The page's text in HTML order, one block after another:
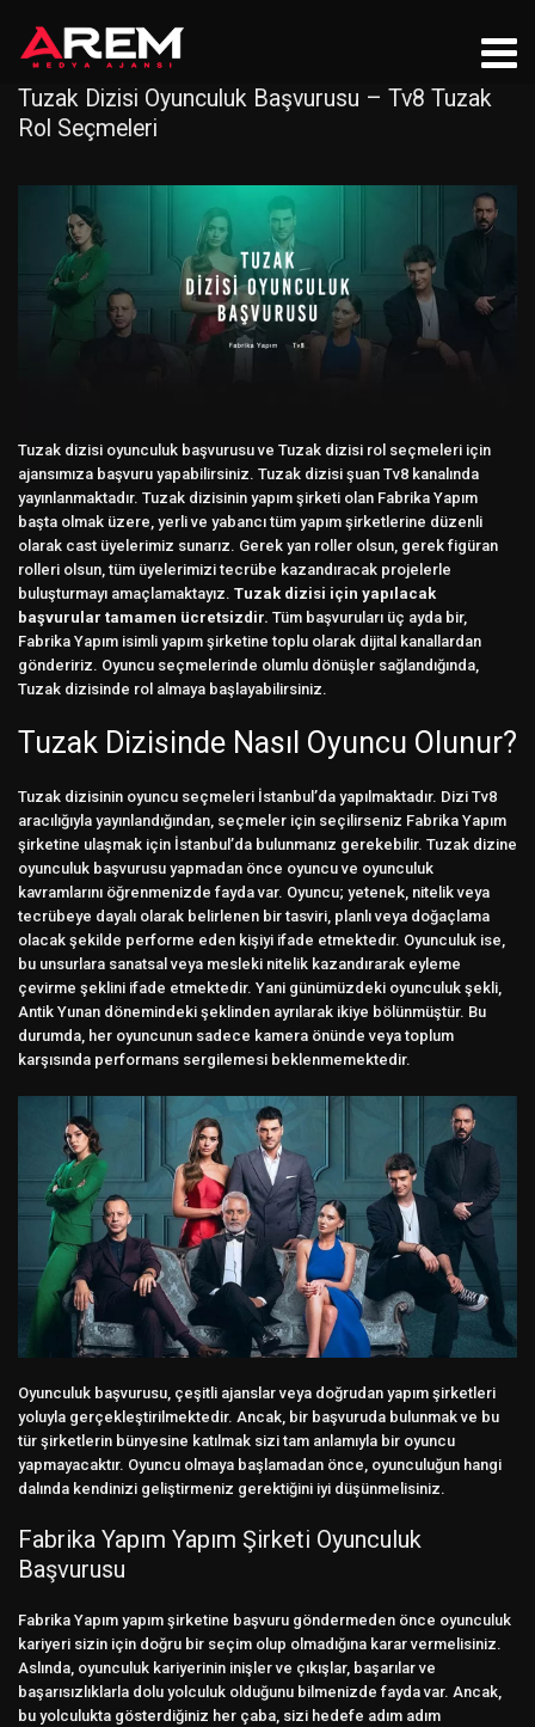
Tuzak Dizisi Oyunculuk Başvurusu – Tv8 Tuzak
Rol Seçmeleri
Tuzak dizisi oyunculuk başvurusu ve Tuzak dizisi rol seçmeleri için
ajansımıza başvuru yapabilirsiniz. Tuzak dizisi şuan Tv8 kanalında
yayınlanmaktadır. Tuzak dizisinin yapım şirketi olan Fabrika Yapım
başta olmak üzere, yerli ve yabancı tüm yapım şirketlerine düzenli
olarak cast üyelerimiz sunarız. Gerek yan roller olsun, gerek figüran
rolleri olsun, tüm üyelerimizi tecrübe kazandıracak projelerle
buluşturmayı amaçlamaktayız. Tuzak dizisi için yapılacak
başvurular tamamen ücretsizdir. Tüm başvuruları üç ayda bir,
Fabrika Yapım isimli yapım şirketine toplu olarak dijital kanallardan
göndeririz. Oyuncu seçmelerinde olumlu dönüşler sağlandığında,
Tuzak dizisinde rol almaya başlayabilirsiniz.
Tuzak Dizisinde Nasıl Oyuncu Olunur?
Tuzak dizisinin oyuncu seçmeleri İstanbul’da yapılmaktadır. Dizi Tv8
aracılığıyla yayınlandığından, seçmeler için seçilirseniz Fabrika Yapım
şirketine ulaşmak için İstanbul’da bulunmanız gerekebilir. Tuzak dizine
oyunculuk başvurusu yapmadan önce oyuncu ve oyunculuk
kavramlarını öğrenmenizde fayda var. Oyuncu; yetenek, nitelik veya
tecrübeye dayalı olarak belirlenen bir tasviri, planlı veya doğaçlama
olacak şekilde performe eden kişiyi ifade etmektedir. Oyunculuk ise,
bu unsurlara sanatsal veya mesleki nitelik kazandırarak eyleme
çevirme şeklini ifade etmektedir. Yani günümüzdeki oyunculuk şekli,
Antik Yunan dönemindeki şeklinden ayrılarak ikiye bölünmüştür. Bu
durumda, her oyuncunun sadece kamera önünde veya toplum
karşısında performans sergilemesi beklenmemektedir.
Oyunculuk başvurusu, çeşitli ajanslar veya doğrudan yapım şirketleri
yoluyla gerçekleştirilmektedir. Ancak, bir başvuruda bulunmak ve bu
tür şirketlerin bünyesine katılmak sizi tam anlamıyla bir oyuncu
yapmayacaktır. Oyuncu olmaya başlamadan önce, oyunculuğun hangi
dalında kendinizi geliştirmeniz gerektiğini iyi düşünmelisiniz.
Fabrika Yapım Yapım Şirketi Oyunculuk
Başvurusu
Fabrika Yapım yapım şirketine başvuru göndermeden önce oyunculuk
kariyeri sizin için doğru bir seçim olup olmadığına karar vermelisiniz.
Aslında, oyunculuk kariyerinin inişler ve çıkışlar, başarılar ve
başarısızlıklarla dolu yolculuk olduğunu bilmenizde fayda var. Ancak,
bu yolculukta gösterdiğiniz her çaba, sizi hedefe adım adım